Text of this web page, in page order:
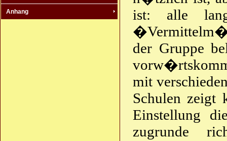
Anhang
ist: alle
der Gruppe
mit
Schulen
Einstellung
zugrunde